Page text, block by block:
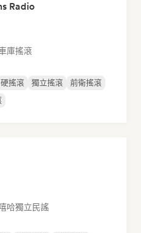
Radio
庫搖滾
硬搖滾 獨立搖滾
前衛搖滾
哈獨立民謠